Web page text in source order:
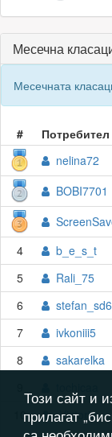
Месечна
Месечната
# Потребител
nelina72
BOBI7701
4
b_e_s_t
5
Rali_75
6
7
ivkoniii5
8
sakarelka
10
-Victoria-
Този сайт и
прилагат